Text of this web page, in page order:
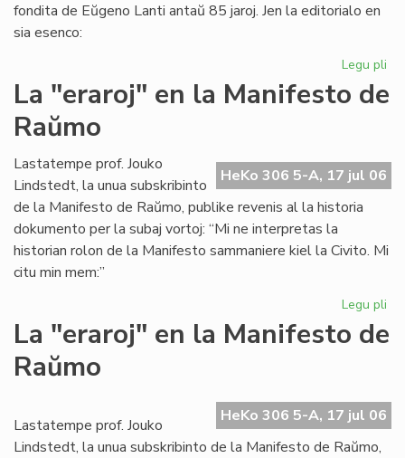
fondita de Eŭgeno Lanti antaŭ 85 jaroj. Jen la editorialo en
sia esenco:
Legu pli
La "eraroj" en la Manifesto de
Raŭmo
HeKo 306 5-A, 17 jul 06
Lastatempe prof. Jouko
Lindstedt, la unua subskribinto
de la Manifesto de Raŭmo, publike revenis al la historia
dokumento per la subaj vortoj: “Mi ne interpretas la
historian rolon de la Manifesto sammaniere kiel la Civito. Mi
citu min mem:”
Legu pli
La "eraroj" en la Manifesto de
Raŭmo
HeKo 306 5-A, 17 jul 06
Lastatempe prof. Jouko
Lindstedt, la unua subskribinto de la Manifesto de Raŭmo,